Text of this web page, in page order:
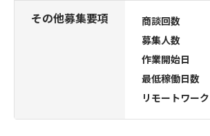
その他募集要項 商談回数
募集人数
作業開始日
最低稼働日数
リモートワーク